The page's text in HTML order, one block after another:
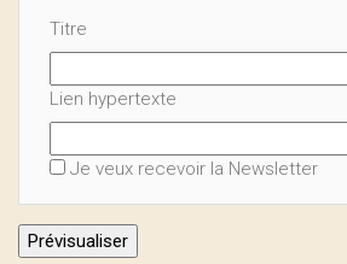
Titre
Lien hypertexte
Je veux recevoir la Newsletter